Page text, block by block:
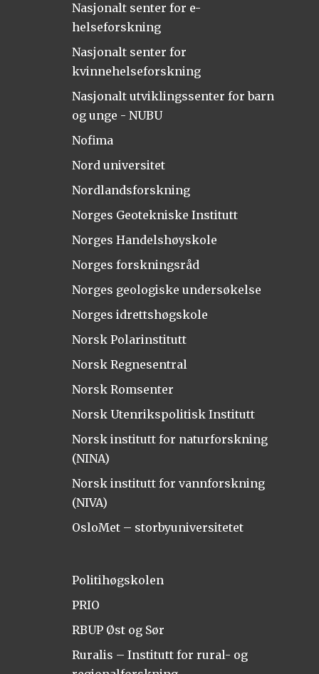
Nasjonalt senter for e-
helseforskning
Nasjonalt senter for
kvinnehelseforskning
Nasjonalt utviklingssenter for barn
og unge - NUBU
Nofima
Nord universitet
Nordlandsforskning
Norges Geotekniske Institutt
Norges Handelshøyskole
Norges forskningsråd
Norges geologiske undersøkelse
Norges idrettshøgskole
Norsk Polarinstitutt
Norsk Regnesentral
Norsk Romsenter
Norsk Utenrikspolitisk Institutt
Norsk institutt for naturforskning
(NINA)
Norsk institutt for vannforskning
(NIVA)
OsloMet – storbyuniversitetet
Politihøgskolen
PRIO
RBUP Øst og Sør
Ruralis – Institutt for rural- og